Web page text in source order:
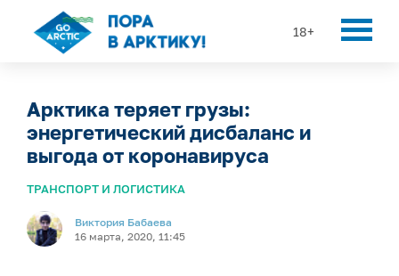
18+
Арктика теряет грузы:
энергетический дисбаланс и
выгода от коронавируса
ТРАНСПОРТ И ЛОГИСТИКА
Виктория Бабаева
16 марта, 2020, 11:45